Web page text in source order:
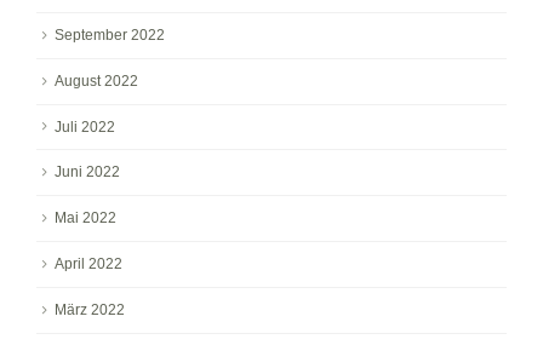
September 2022
August 2022
Juli 2022
Juni 2022
Mai 2022
April 2022
März 2022